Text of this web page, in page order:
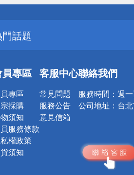
網頁！請小心！
公告
話題
優惠
網頁！請小心！
專區
專區
採購
須知
服務條款
權政策
須知
客服中心
常見問題
服務公告
意見信箱
聯絡我們
服務時間： 週
公司地址： 台